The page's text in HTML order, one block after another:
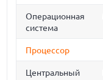
Операционная
система
Процессор
Центральный